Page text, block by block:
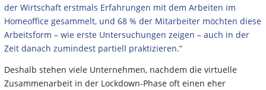
der Wirtschaft erstmals Erfahrungen mit dem Arbeiten im
Homeoffice gesammelt, und 68 % der Mitarbeiter möchten diese
Arbeitsform – wie erste Untersuchungen zeigen – auch in der
Zeit danach zumindest partiell praktizieren.“
Deshalb stehen viele Unternehmen, nachdem die virtuelle
Zusammenarbeit in der Lockdown-Phase oft einen eher